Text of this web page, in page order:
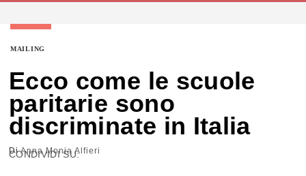
MAILING
Ecco come le scuole
paritarie sono
discriminate in Italia
DiAnna Monia Alfieri
CONDIVIDI SU: